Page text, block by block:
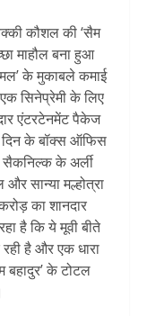
कौशल की ‘सैम
माहौल बना हुआ
के मुकाबले कमाई
सिनेप्रेमी के लिए
एंटरटेनमेंट पैकेज
दिन के बॉक्स ऑफिस
के अर्ली
सान्या मल्होत्रा
का शानदार
है कि ये मूवी बीते
है और एक धारा
के टोटल